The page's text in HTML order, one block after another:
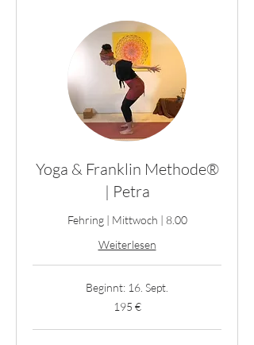
Yoga & Franklin Methode®
| Petra
Fehring | Mittwoch | 8.00
Weiterlesen
Beginnt: 16. Sept.
195 €